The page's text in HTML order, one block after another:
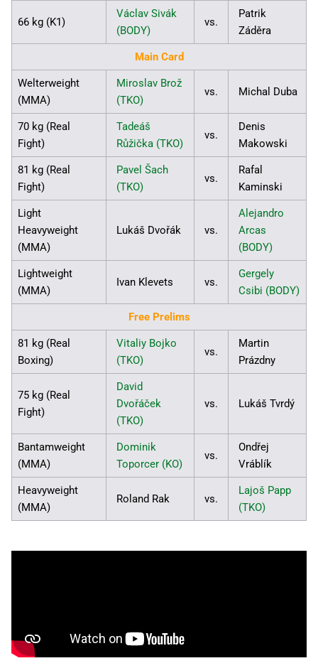
66 kg (K1)
Václav Sivák
(BODY)
vs.
Patrik
Záděra
Main Card
Welterweight
(MMA)
Miroslav Brož
(TKO)
vs. Michal Duba
70 kg (Real
Fight)
Tadeáš
Růžička (TKO)
vs.
Denis
Makowski
81 kg (Real
Fight)
Pavel Šach
(TKO)
vs.
Rafal
Kaminski
Light
Heavyweight
(MMA)
Lukáš Dvořák vs.
Alejandro
Arcas
(BODY)
Lightweight
(MMA)
Ivan Klevets vs.
Gergely
Csibi (BODY)
Free Prelims
81 kg (Real
Boxing)
Vitaliy Bojko
(TKO)
vs.
Martin
Prázdny
75 kg (Real
Fight)
David
Dvořáček
(TKO)
vs. Lukáš Tvrdý
Bantamweight
(MMA)
Dominik
Toporcer (KO)
vs.
Ondřej
Vráblík
Heavyweight
(MMA)
Roland Rak vs.
Lajoš Papp
(TKO)